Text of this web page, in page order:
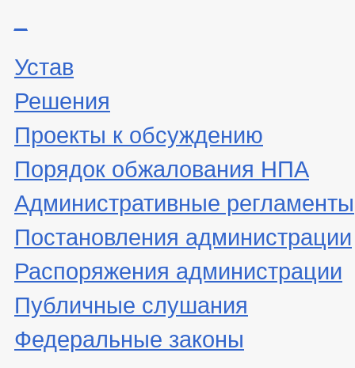
Устав
Решения
Проекты к обсуждению
Порядок обжалования НПА
Административные регламенты
Постановления администрации
Распоряжения администрации
Публичные слушания
Федеральные законы